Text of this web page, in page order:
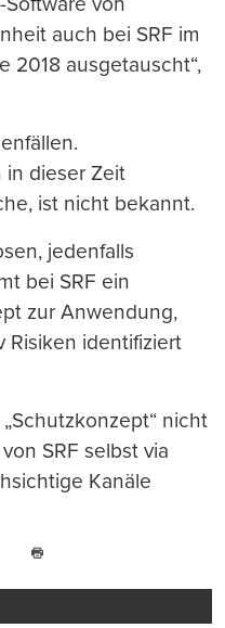
auch bei SRF im
2018 ausgetauscht“,
in dieser Zeit
ist nicht bekannt.
jedenfalls
bei SRF ein
zur Anwendung,
Risiken identifiziert
nicht
SRF selbst via
Kanäle
LinkedIn
drucken